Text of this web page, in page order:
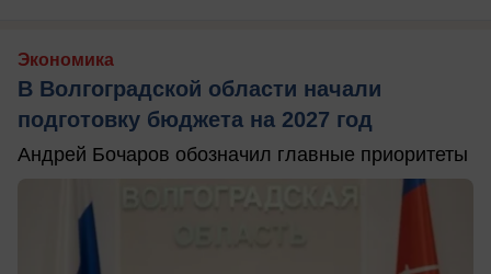
Экономика
В Волгоградской области начали
подготовку бюджета на 2027 год
Андрей Бочаров обозначил главные приоритеты